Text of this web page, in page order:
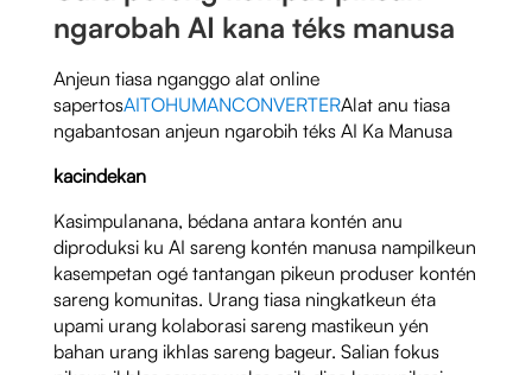
ngarobah AI kana téks manusa
Anjeun tiasa nganggo alat online
sapertosAITOHUMANCONVERTERAlat anu tiasa
ngabantosan anjeun ngarobih téks AI Ka Manusa
kacindekan
Kasimpulanana, bédana antara kontén anu
diproduksi ku AI sareng kontén manusa nampilkeun
kasempetan ogé tantangan pikeun produser kontén
sareng komunitas. Urang tiasa ningkatkeun éta
upami urang kolaborasi sareng mastikeun yén
bahan urang ikhlas sareng bageur. Salian fokus